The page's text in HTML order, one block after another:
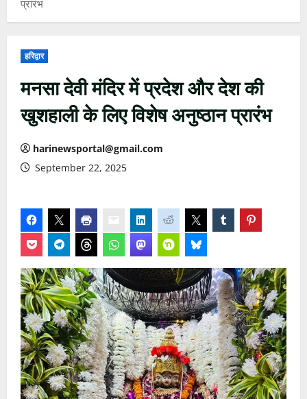
प्रारंभ
हरिद्वार
मनसा देवी मंदिर में प्रदेश और देश की
खुशहाली के लिए विशेष अनुष्ठान प्रारंभ
harinewsportal@gmail.com
September 22, 2025